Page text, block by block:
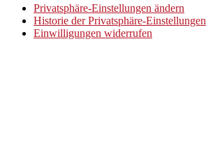
Privatsphäre-Einstellungen ändern
Historie der Privatsphäre-Einstellungen
Einwilligungen widerrufen